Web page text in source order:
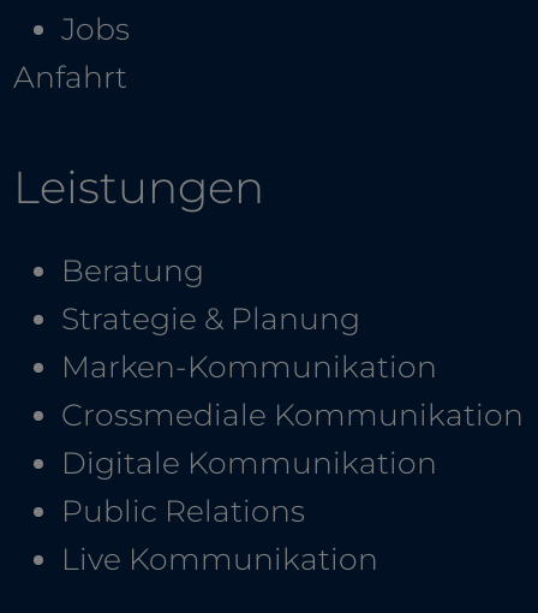
Jobs
Anfahrt
Leistungen
Beratung
Strategie & Planung
Marken-Kommunikation
Crossmediale Kommunikation
Digitale Kommunikation
Public Relations
Live Kommunikation